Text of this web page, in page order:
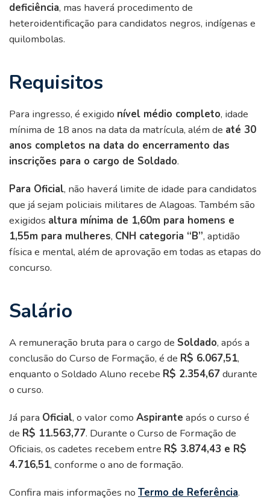
deficiência, mas haverá procedimento de
heteroidentificação para candidatos negros, indígenas e
quilombolas.
Requisitos
Para ingresso, é exigido nível médio completo, idade
mínima de 18 anos na data da matrícula, além de até 30
anos completos na data do encerramento das
inscrições para o cargo de Soldado.
Para Oficial, não haverá limite de idade para candidatos
que já sejam policiais militares de Alagoas. Também são
exigidos altura mínima de 1,60m para homens e
1,55m para mulheres, CNH categoria “B”, aptidão
física e mental, além de aprovação em todas as etapas do
concurso.
Salário
A remuneração bruta para o cargo de Soldado, após a
conclusão do Curso de Formação, é de R$ 6.067,51,
enquanto o Soldado Aluno recebe R$ 2.354,67durante
o curso.
Já para Oficial, o valor como Aspirante após o curso é
de R$ 11.563,77. Durante o Curso de Formação de
Oficiais, os cadetes recebem entre R$ 3.874,43 e R$
4.716,51, conforme o ano de formação.
Confira mais informações no Termo de Referência.